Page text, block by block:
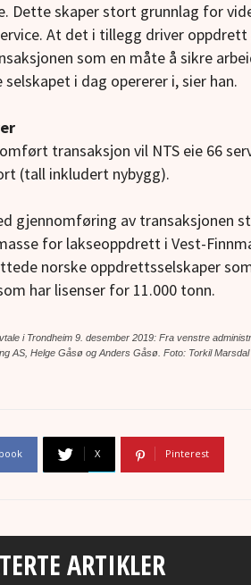
Dette skaper stort grunnlag for
At det i tillegg driver
som en måte å sikre
i dag opererer i, sier han.
transaksjon vil NTS eie 66
(tall inkludert nybygg).
gjennomføring av transaksjonen
for lakseoppdrett i Vest-
norske oppdrettsselskaper
har lisenser for 11.000 tonn.
i Trondheim 9. desember 2019: Fra venstre
AS, Helge Gåsø og Anders Gåsø. Foto: Torkil
X Pinterest
ARTIKLER